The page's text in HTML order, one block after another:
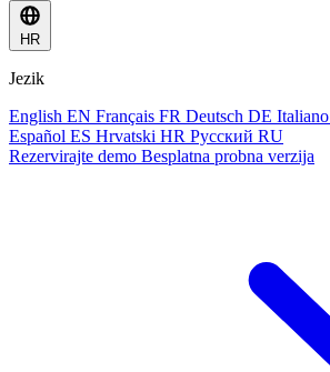
HR
Jezik
English EN Français FR Deutsch DE Italiano
Español ES Hrvatski HR Русский RU
Rezervirajte demo Besplatna probna verzija